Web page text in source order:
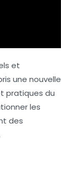
et
une nouvelle
pratiques du
les
des